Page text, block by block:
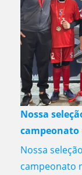
Nossa
campeonato
Nossa
campeonato